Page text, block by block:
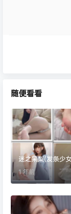
随便看看
迷之呆梨(发条少
1 年前